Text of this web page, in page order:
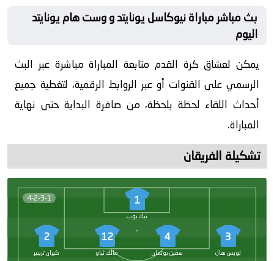
بث مباشر مباراة نيوكاسل يونايتد و وست هام يونايتد
اليوم
يمكن لعشاق كرة القدم متابعة المباراة مباشرة عبر البث
الرسمي على القنوات أو عبر الروابط الرقمية، لتغطية جميع
أحداث اللقاء لحظة بلحظة، من صافرة البداية حتى نهاية
المباراة.
تشكيلة الفريقان
4-2-3-1 1
نيك بوب
3
لويس هال
4
سفين بوتمان
12
مالك ثياو
2
كيران تريبير